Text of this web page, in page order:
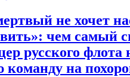
не хочет
чем самый
русского флота
команду на